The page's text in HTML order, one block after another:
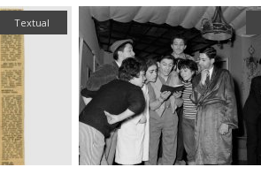
Textual